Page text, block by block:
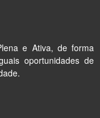
e Ativa, de forma
oportunidades de